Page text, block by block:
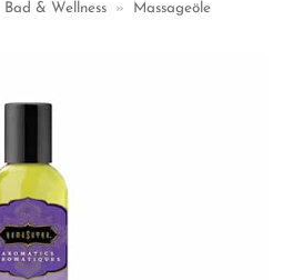
Bad & Wellness » Massageöle